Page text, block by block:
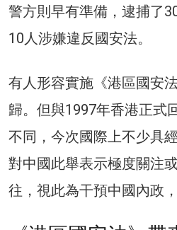
警方則早有準備，逮捕了
10人涉嫌違反國安法。
有人形容實施《港區國安
歸。但與1997年香港正式
不同，今次國際上不少具
對中國此舉表示極度關注
往，視此為干預中國內政，